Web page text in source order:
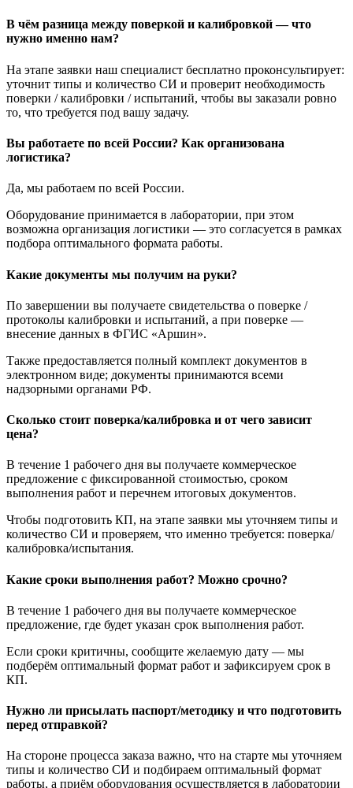
В чём разница между поверкой и калибровкой — что
нужно именно нам?
На этапе заявки наш специалист бесплатно проконсультирует:
уточнит типы и количество СИ и проверит необходимость
поверки / калибровки / испытаний, чтобы вы заказали ровно
то, что требуется под вашу задачу.
Вы работаете по всей России? Как организована
логистика?
Да, мы работаем по всей России.
Оборудование принимается в лаборатории, при этом
возможна организация логистики — это согласуется в рамках
подбора оптимального формата работы.
Какие документы мы получим на руки?
По завершении вы получаете свидетельства о поверке /
протоколы калибровки и испытаний, а при поверке —
внесение данных в ФГИС «Аршин».
Также предоставляется полный комплект документов в
электронном виде; документы принимаются всеми
надзорными органами РФ.
Сколько стоит поверка/калибровка и от чего зависит
цена?
В течение 1 рабочего дня вы получаете коммерческое
предложение с фиксированной стоимостью, сроком
выполнения работ и перечнем итоговых документов.
Чтобы подготовить КП, на этапе заявки мы уточняем типы и
количество СИ и проверяем, что именно требуется: поверка/
калибровка/испытания.
Какие сроки выполнения работ? Можно срочно?
В течение 1 рабочего дня вы получаете коммерческое
предложение, где будет указан срок выполнения работ.
Если сроки критичны, сообщите желаемую дату — мы
подберём оптимальный формат работ и зафиксируем срок в
КП.
Нужно ли присылать паспорт/методику и что подготовить
перед отправкой?
На стороне процесса заказа важно, что на старте мы уточняем
типы и количество СИ и подбираем оптимальный формат
работы, а приём оборудования осуществляется в лаборатории